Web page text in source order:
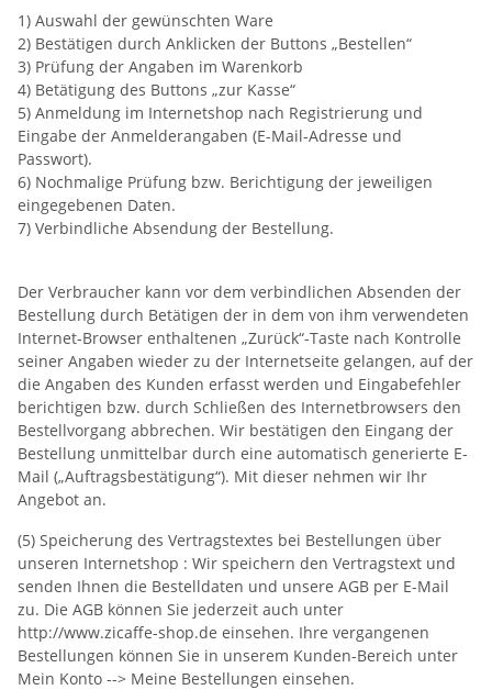
1) Auswahl der gewünschten Ware
2) Bestätigen durch Anklicken der Buttons „Bestellen“
3) Prüfung der Angaben im Warenkorb
4) Betätigung des Buttons „zur Kasse“
5) Anmeldung im Internetshop nach Registrierung und
Eingabe der Anmelderangaben (E-Mail-Adresse und
Passwort).
6) Nochmalige Prüfung bzw. Berichtigung der jeweiligen
eingegebenen Daten.
7) Verbindliche Absendung der Bestellung.
Der Verbraucher kann vor dem verbindlichen Absenden der
Bestellung durch Betätigen der in dem von ihm verwendeten
Internet-Browser enthaltenen „Zurück“-Taste nach Kontrolle
seiner Angaben wieder zu der Internetseite gelangen, auf der
die Angaben des Kunden erfasst werden und Eingabefehler
berichtigen bzw. durch Schließen des Internetbrowsers den
Bestellvorgang abbrechen. Wir bestätigen den Eingang der
Bestellung unmittelbar durch eine automatisch generierte E-
Mail („Auftragsbestätigung“). Mit dieser nehmen wir Ihr
Angebot an.
(5) Speicherung des Vertragstextes bei Bestellungen über
unseren Internetshop : Wir speichern den Vertragstext und
senden Ihnen die Bestelldaten und unsere AGB per E-Mail
zu. Die AGB können Sie jederzeit auch unter
http://www.zicaffe-shop.de einsehen. Ihre vergangenen
Bestellungen können Sie in unserem Kunden-Bereich unter
Mein Konto --> Meine Bestellungen einsehen.